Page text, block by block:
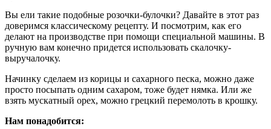
Вы ели такие подобные розочки-булочки? Давайте в этот раз
доверимся классическому рецепту. И посмотрим, как его
делают на производстве при помощи специальной машины. В
ручную вам конечно придется использовать скалочку-
выручалочку.
Начинку сделаем из корицы и сахарного песка, можно даже
просто посыпать одним сахаром, тоже будет нямка. Или же
взять мускатный орех, можно грецкий перемолоть в крошку.
Нам понадобится: